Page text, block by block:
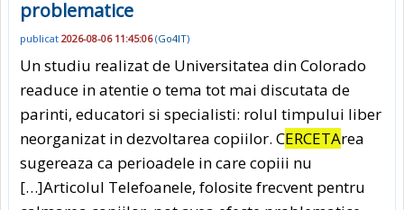
problematice
publicat 2026-08-06 11:45:06(Go4IT)
Un studiu realizat de Universitatea din Colorado
readuce in atentie o tema tot mai discutata de
parinti, educatori si specialisti: rolul timpului liber
neorganizat in dezvoltarea copiilor. CERCETArea
sugereaza ca perioadele in care copiii nu
[…]Articolul Telefoanele, folosite frecvent pentru